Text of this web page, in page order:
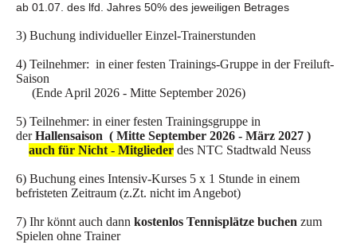
ab 01.07. des lfd. Jahres 50% des jeweiligen Betrages
3) Buchung individueller Einzel-Trainerstunden
4) Teilnehmer: in einer festen Trainings-Gruppe in der Freiluft-
Saison
(Ende April 2026 - Mitte September 2026)
5) Teilnehmer: in einer festen Trainingsgruppe in
derHallensaison ( Mitte September 2026 - März 2027 )
auch für Nicht - Mitglieder des NTC Stadtwald Neuss
6) Buchung eines Intensiv-Kurses 5 x 1 Stunde in einem
befristeten Zeitraum (z.Zt. nicht im Angebot)
7) Ihr könnt auch dann kostenlos Tennisplätze buchen zum
Spielen ohne Trainer